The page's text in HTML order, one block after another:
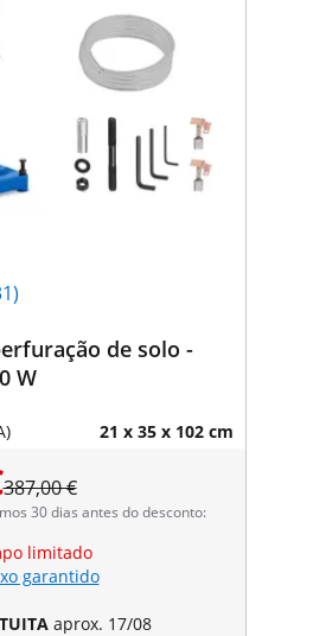
de solo -
W
21 x 35 x 102 cm
387,00 €
30 dias antes do desconto:
limitado
garantido
aprox. 17/08